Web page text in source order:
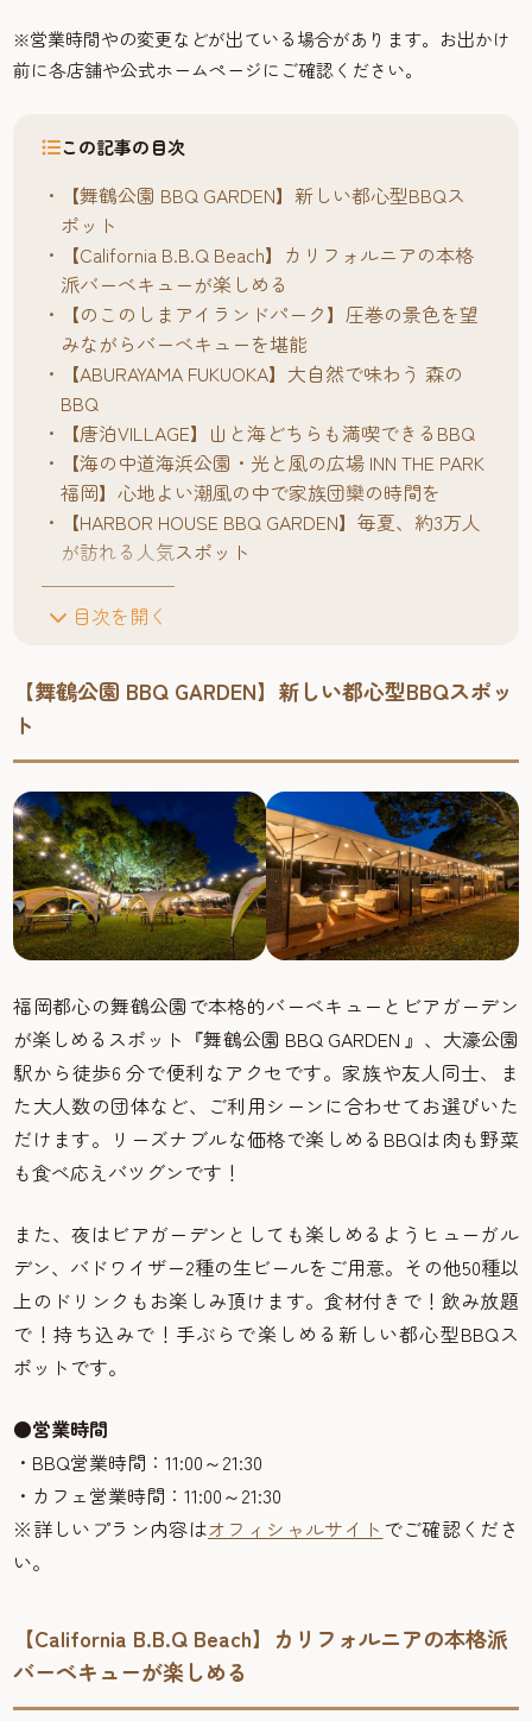
※営業時間やの変更などが出ている場合があります。お出かけ
前に各店舗や公式ホームページにご確認ください。
この記事の目次
目次を開く
【舞鶴公園 BBQ GARDEN】新しい都心型BBQス
ポット
【California B.B.Q Beach】カリフォルニアの本格
派バーベキューが楽しめる
【のこのしまアイランドパーク】圧巻の景色を望
みながらバーベキューを堪能
【ABURAYAMA FUKUOKA】大自然で味わう 森の
BBQ
【唐泊VILLAGE】山と海どちらも満喫できるBBQ
【海の中道海浜公園・光と風の広場 INN THE PARK
福岡】心地よい潮風の中で家族団欒の時間を
【HARBOR HOUSE BBQ GARDEN】毎夏、約3万人
が訪れる人気スポット
【舞鶴公園 BBQ GARDEN】新しい都心型BBQスポッ
ト
福岡都心の舞鶴公園で本格的バーベキューとビアガーデン
が楽しめるスポット『舞鶴公園 BBQ GARDEN 』、大濠公園
駅から徒歩6 分で便利なアクセです。家族や友人同士、ま
た大人数の団体など、ご利用シーンに合わせてお選びいた
だけます。リーズナブルな価格で楽しめるBBQは肉も野菜
も食べ応えバツグンです！
また、夜はビアガーデンとしても楽しめるようヒューガル
デン、バドワイザー2種の生ビールをご用意。その他50種以
上のドリンクもお楽しみ頂けます。食材付きで！飲み放題
で！持ち込みで！手ぶらで楽しめる新しい都心型BBQス
ポットです。
●営業時間
・BBQ営業時間：11:00～21:30
・カフェ営業時間：11:00～21:30
※詳しいプラン内容はオフィシャルサイト でご確認くださ
い。
【California B.B.Q Beach】カリフォルニアの本格派
バーベキューが楽しめる